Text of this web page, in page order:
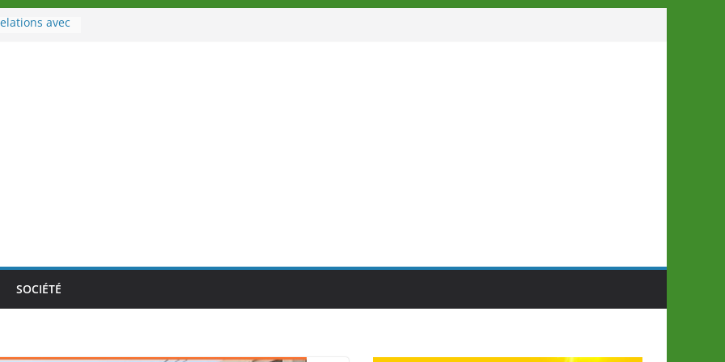
avec
Togo sur
delà des
SOCIÉTÉ